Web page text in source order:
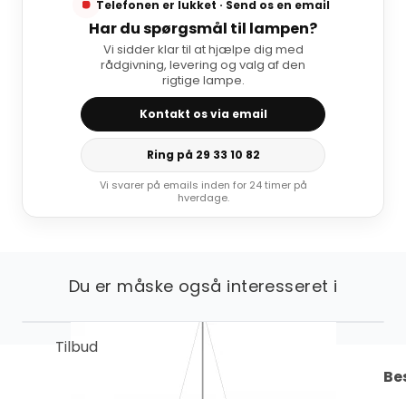
Telefonen er lukket · Send os en email
Har du spørgsmål til lampen?
Vi sidder klar til at hjælpe dig med
rådgivning, levering og valg af den
rigtige lampe.
Kontakt os via email
Ring på 29 33 10 82
Vi svarer på emails inden for 24 timer på
hverdage.
Du er måske også interesseret i
Tilbud